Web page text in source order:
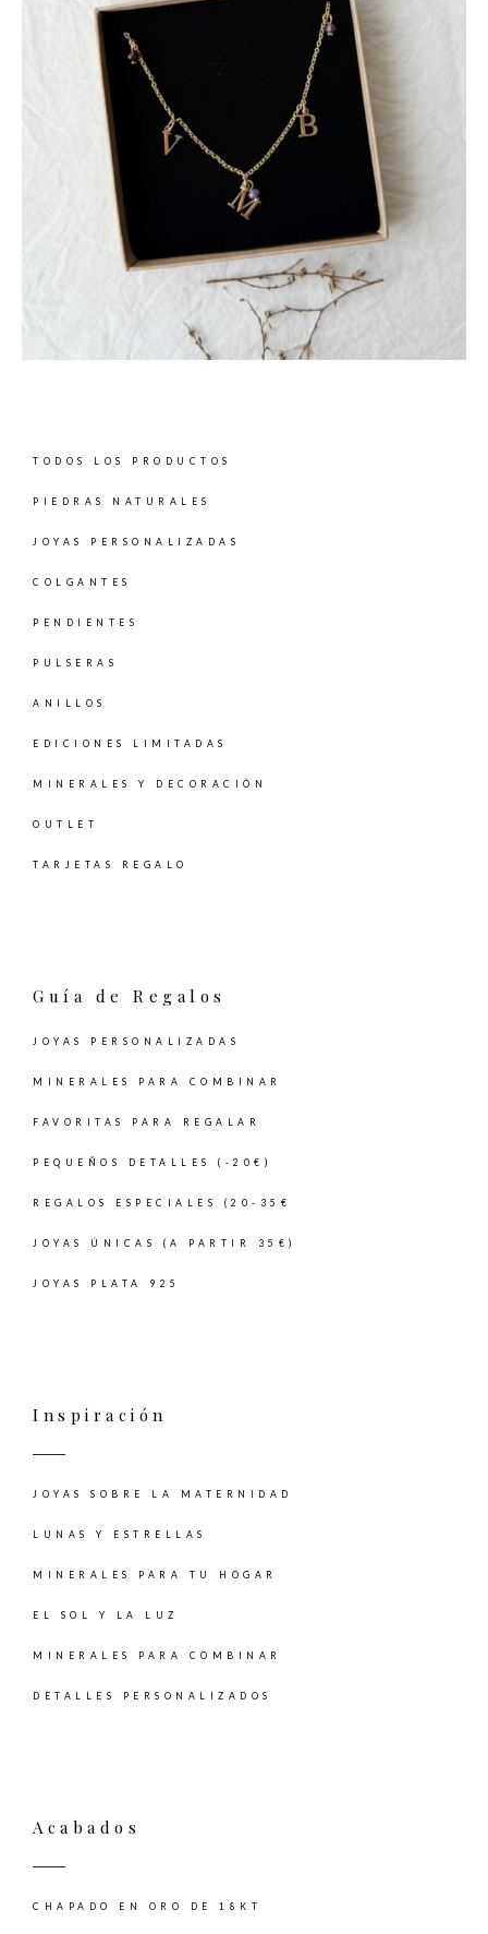
TODOS LOS PRODUCTOS
PIEDRAS NATURALES
JOYAS PERSONALIZADAS
COLGANTES
PENDIENTES
PULSERAS
ANILLOS
EDICIONES LIMITADAS
MINERALES Y DECORACIÓN
OUTLET
TARJETAS REGALO
Guía de Regalos
JOYAS PERSONALIZADAS
MINERALES PARA COMBINAR
FAVORITAS PARA REGALAR
PEQUEÑOS DETALLES (-20€)
REGALOS ESPECIALES (20-35€
JOYAS ÚNICAS (A PARTIR 35€)
JOYAS PLATA 925
Inspiración
JOYAS SOBRE LA MATERNIDAD
LUNAS Y ESTRELLAS
MINERALES PARA TU HOGAR
EL SOL Y LA LUZ
MINERALES PARA COMBINAR
DETALLES PERSONALIZADOS
Acabados
CHAPADO EN ORO DE 18KT